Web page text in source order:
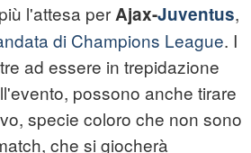
l'attesa perAjax-Juventus,
di Champions League. I
ad essere in trepidazione
possono anche tirare
specie coloro che non sono
che si giocherà